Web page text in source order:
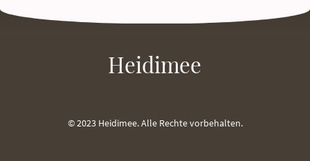
Heidimee
© 2023 Heidimee. Alle Rechte vorbehalten.